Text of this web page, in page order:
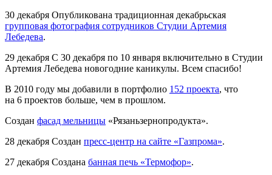
30 декабря Опубликована традиционная декабрьская
групповая фотография сотрудников Студии Артемия
Лебедева.
29 декабря С 30 декабря по 10 января включительно в Студии
Артемия Лебедева новогодние каникулы. Всем спасибо!
В 2010 году мы добавили в портфолио 152 проекта, что
на 6 проектов больше, чем в прошлом.
Создан фасад мельницы «Рязаньзернопродукта».
28 декабря Создан пресс-центр на сайте «Газпрома».
27 декабря Создана банная печь «Термофор».